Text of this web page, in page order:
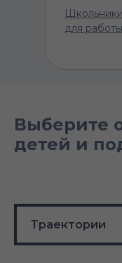
для
Выберите
детей и